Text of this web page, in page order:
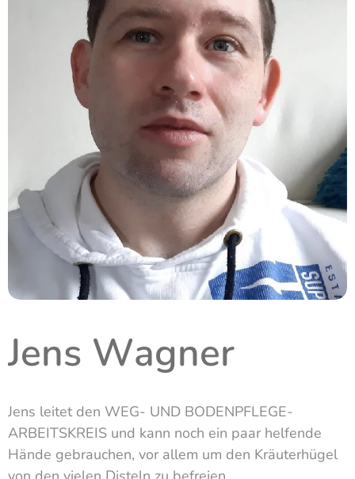
Jens Wagner
Jens leitet den WEG- UND BODENPFLEGE-
ARBEITSKREIS und kann noch ein paar helfende
Hände gebrauchen, vor allem um den Kräuterhügel